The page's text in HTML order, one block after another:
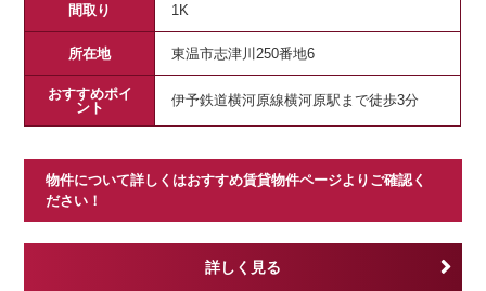
間取り 1K
所在地 東温市志津川250番地6
おすすめポイ
ント
伊予鉄道横河原線横河原駅まで徒歩3分
物件について詳しくはおすすめ賃貸物件ページよりご確認く
ださい！
詳しく見る